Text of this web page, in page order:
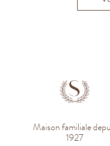
Maison familiale
1927